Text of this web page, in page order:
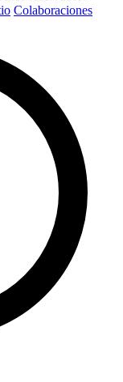
Colaboraciones